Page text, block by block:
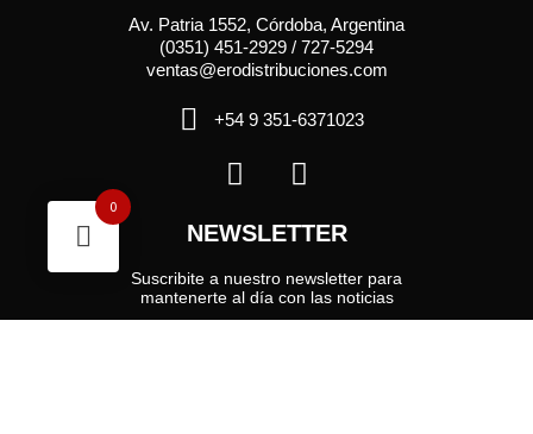
Av. Patria 1552, Córdoba, Argentina
(0351) 451-2929 / 727-5294
ventas@erodistribuciones.com
+54 9 351-6371023
NEWSLETTER
Suscribite a nuestro newsletter para
mantenerte al día con las noticias
0